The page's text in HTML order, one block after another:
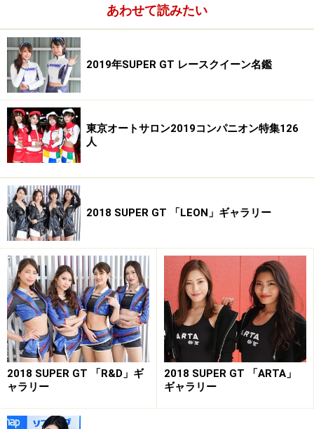
あわせて読みたい
2019年SUPER GT レースクイーン名鑑
東京オートサロン2019コンパニオン特集126
人
2018 SUPER GT 「LEON」ギャラリー
2018 SUPER GT 「R&D」ギ
ャラリー
2018 SUPER GT 「ARTA」
ギャラリー